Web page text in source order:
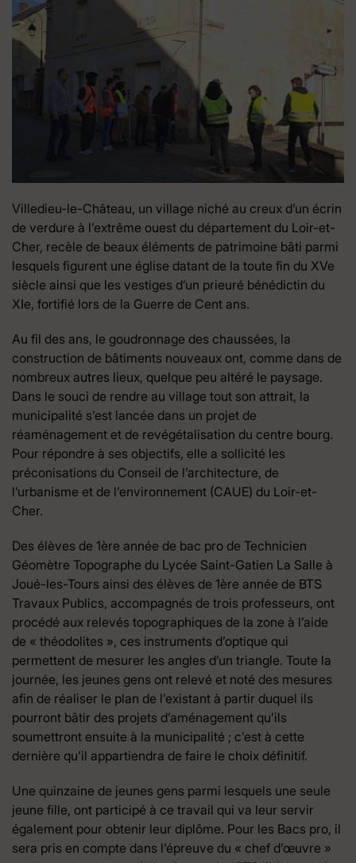
Villedieu-le-Château, un village niché au creux d’un écrin
de verdure à l’extrême ouest du département du Loir-et-
Cher, recèle de beaux éléments de patrimoine bâti parmi
lesquels figurent une église datant de la toute fin du XVe
siècle ainsi que les vestiges d’un prieuré bénédictin du
XIe, fortifié lors de la Guerre de Cent ans.
Au fil des ans, le goudronnage des chaussées, la
construction de bâtiments nouveaux ont, comme dans de
nombreux autres lieux, quelque peu altéré le paysage.
Dans le souci de rendre au village tout son attrait, la
municipalité s’est lancée dans un projet de
réaménagement et de revégétalisation du centre bourg.
Pour répondre à ses objectifs, elle a sollicité les
préconisations du Conseil de l’architecture, de
l’urbanisme et de l’environnement (CAUE) du Loir-et-
Cher.
Des élèves de 1ère année de bac pro de Technicien
Géomètre Topographe du Lycée Saint-Gatien La Salle à
Joué-les-Tours ainsi des élèves de 1ère année de BTS
Travaux Publics, accompagnés de trois professeurs, ont
procédé aux relevés topographiques de la zone à l’aide
de « théodolites », ces instruments d’optique qui
permettent de mesurer les angles d’un triangle. Toute la
journée, les jeunes gens ont relevé et noté des mesures
afin de réaliser le plan de l’existant à partir duquel ils
pourront bâtir des projets d’aménagement qu’ils
soumettront ensuite à la municipalité ; c’est à cette
dernière qu’il appartiendra de faire le choix définitif.
Une quinzaine de jeunes gens parmi lesquels une seule
jeune fille, ont participé à ce travail qui va leur servir
également pour obtenir leur diplôme. Pour les Bacs pro, il
sera pris en compte dans l’épreuve du « chef d’œuvre »